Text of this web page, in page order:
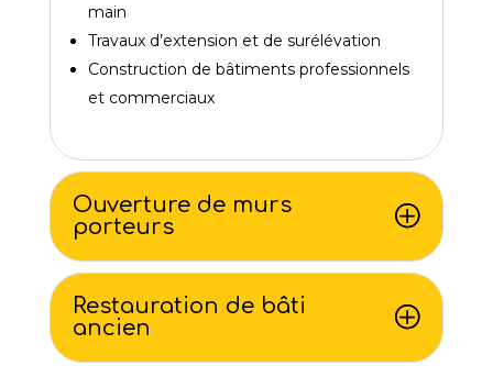
main
Travaux d’extension et de surélévation
Construction de bâtiments professionnels
et commerciaux
Ouverture de murs
porteurs
Restauration de bâti
ancien